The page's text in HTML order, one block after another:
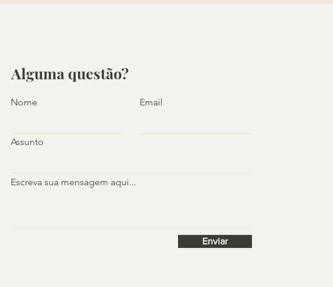
Alguma questão?
Nome Email
Assunto
Escreva sua mensagem aqui...
Enviar